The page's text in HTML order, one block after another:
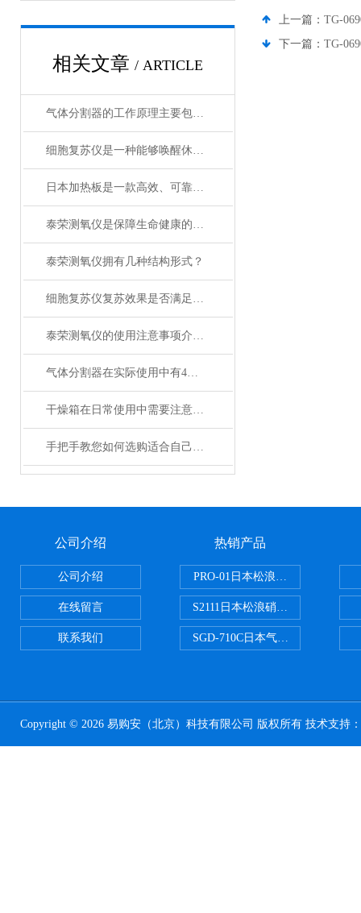
相关文章 / ARTICLE
气体分割器的工作原理主要包括以下3个方面
细胞复苏仪是一种能够唤醒休眠状态细胞的创新设备
日本加热板是一款高效、可靠的加热设备
泰荣测氧仪是保障生命健康的重要工具
泰荣测氧仪拥有几种结构形式？
细胞复苏仪复苏效果是否满足您的实际要求？
泰荣测氧仪的使用注意事项介绍及操作规程
气体分割器在实际使用中有4大特性
干燥箱在日常使用中需要注意哪些事项？
手把手教您如何选购适合自己的日本加热板？
上一篇： TG-
下一篇： TG-
公司介绍
公司介绍
在线留言
联系我们
热销产品
PRO-01日本松浪硝子玻璃制品载
S2111日本松浪硝子载玻片
SGD-710C日本气体分割器
Copyright © 2026 易购安（北京）科技有限公司 版权所有 技术支持：